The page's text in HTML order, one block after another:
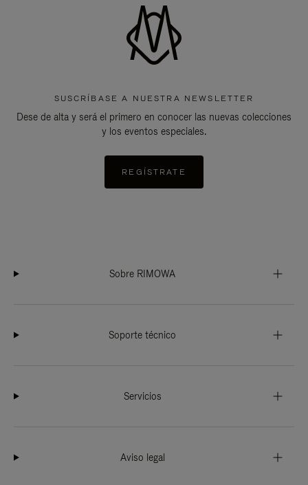
SUSCRÍBASE A NUESTRA NEWSLETTER
Dese de alta y será el primero en conocer las nuevas colecciones
y los eventos especiales.
REGÍSTRATE
Sobre RIMOWA
Soporte técnico
Servicios
Aviso legal